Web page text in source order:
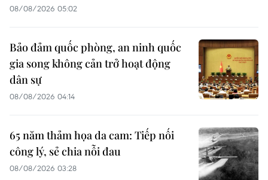
08/08/2026 05:02
Bảo đảm quốc phòng, an ninh quốc
gia song không cản trở hoạt động
dân sự
08/08/2026 04:14
65 năm thảm họa da cam: Tiếp nối
công lý, sẻ chia nỗi đau
08/08/2026 03:28